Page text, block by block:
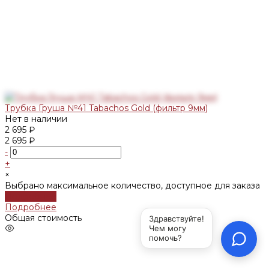
Трубка Груша №41 Tabachos Gold (фильтр 9мм)
Нет в наличии
2 695 ₽
2 695 ₽
-
+
×
Выбрано максимальное количество, доступное для заказа
Подробнее
Общая стоимость